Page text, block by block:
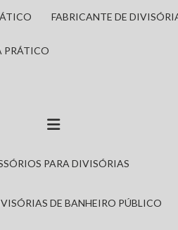
FABRICANTE DE
PRÁTICO
PARA DIVISÓRIAS
DE BANHEIRO PÚBLICO